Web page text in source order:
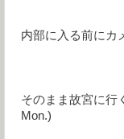
内部に入る前にカ
そのまま故宮に行
Mon.)